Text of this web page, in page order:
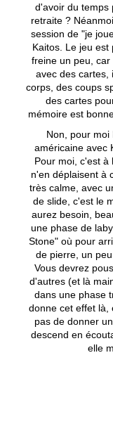
d'avoir du temps
retraite ?
session de "je
Kaitos. Le jeu
freine un peu,
avec des cartes,
corps, des coups
des cartes
mémoire est
Non, pour moi
américaine avec
Pour moi, c'est à
n'en déplaisent à
très calme, avec
de slide, c'est le
aurez besoin,
une phase de
Stone" où pour
de pierre, un
Vous devrez
d'autres (et là
dans une phase
donne cet effet là,
pas de donner
descend en
elle